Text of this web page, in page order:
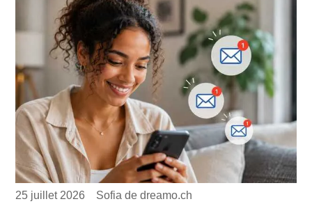
25 juillet 2026 Sofia de dreamo.ch